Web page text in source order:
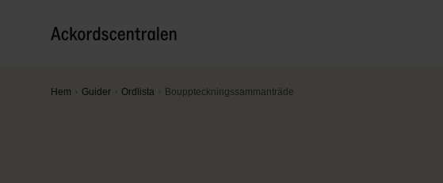
Hem Guider Ordlista Bouppteckningssammanträde